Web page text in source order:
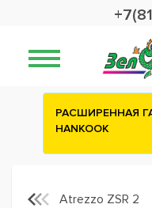
Atrezzo ZSR 2